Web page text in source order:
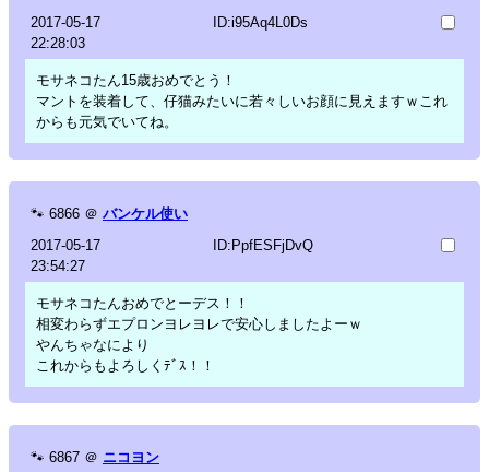
2017-05-17
22:28:03
ID:i95Aq4L0Ds
モサネコたん15歳おめでとう！
マントを装着して、仔猫みたいに若々しいお顔に見えますｗこれ
からも元気でいてね。
🐾 6866 ＠ バンケル使い
2017-05-17
23:54:27
ID:PpfESFjDvQ
モサネコたんおめでとーデス！！
相変わらずエプロンヨレヨレで安心しましたよーｗ
やんちゃなにより
これからもよろしくﾃﾞｽ！！
🐾 6867 ＠ ニコヨン